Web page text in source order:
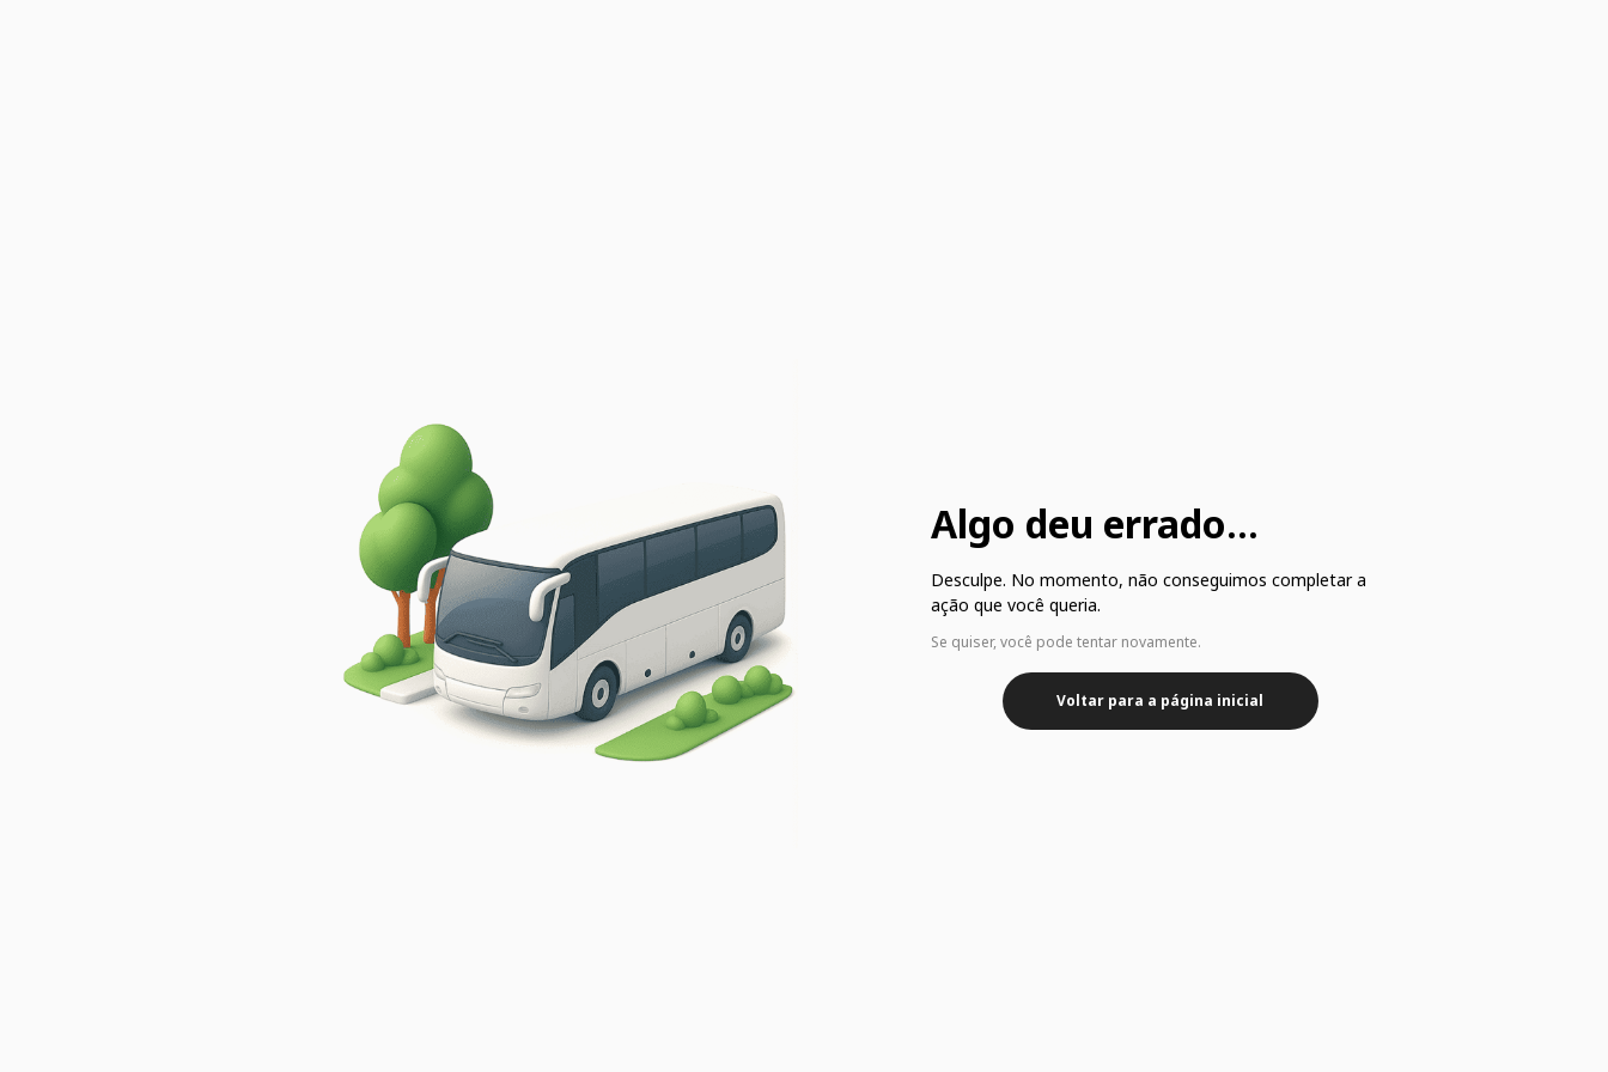
Algo deu errado...
Desculpe. No momento, não conseguimos completar a
ação que você queria.
Se quiser, você pode tentar novamente.
Voltar para a página inicial